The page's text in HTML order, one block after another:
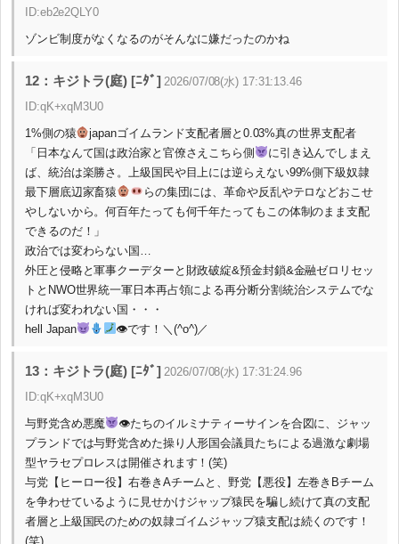
ID:eb2e2QLY0
ゾンビ制度がなくなるのがそんなに嫌だったのかね
12：キジトラ(庭) [ﾆﾀﾞ] 2026/07/08(水) 17:31:13.46
ID:qK+xqM3U0
1%側の猿
japanゴイムランド支配者層と0.03%真の世界支配者
「日本なんて国は政治家と官僚さえこちら側
に引き込んでしまえ
ば、統治は楽勝さ。上級国民や目上には逆らえない99%側下級奴隷
最下層底辺家畜猿
らの集団には、革命や反乱やテロなどおこせ
やしないから。何百年たっても何千年たってもこの体制のまま支配
できるのだ！」
政治では変わらない国…
外圧と侵略と軍事クーデターと財政破綻&預金封鎖&金融ゼロリセッ
トとNWO世界統一軍日本再占領による再分断分割統治システムでな
ければ変われない国・・・
hell Japan
👁です！＼(^o^)／
13：キジトラ(庭) [ﾆﾀﾞ] 2026/07/08(水) 17:31:24.96
ID:qK+xqM3U0
与野党含め悪魔
👁たちのイルミナティーサインを合図に、ジャッ
プランドでは与野党含めた操り人形国会議員たちによる過激な劇場
型ヤラセプロレスは開催されます！(笑)
与党【ヒーロー役】右巻きAチームと、野党【悪役】左巻きBチーム
を争わせているように見せかけジャップ猿民を騙し続けて真の支配
者層と上級国民のための奴隷ゴイムジャップ猿支配は続くのです！
(笑)